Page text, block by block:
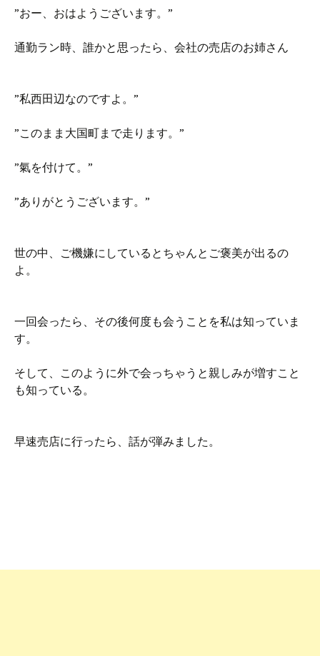
”おー、おはようございます。”
通勤ラン時、誰かと思ったら、会社の売店のお姉さん
”私西田辺なのですよ。”
”このまま大国町まで走ります。”
”氣を付けて。”
”ありがとうございます。”
世の中、ご機嫌にしているとちゃんとご褒美が出るの
よ。
一回会ったら、その後何度も会うことを私は知っていま
す。
そして、このように外で会っちゃうと親しみが増すこと
も知っている。
早速売店に行ったら、話が弾みました。